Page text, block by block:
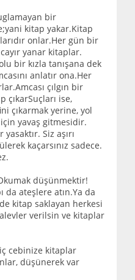
bir
kitap yakar.Kitap
onlar.Her gün bir
yanar kitaplar.
bir kızla tanışana dek
anlatır ona.Her
çılgın bir
çıkarSuçları ise,
çıkarmak yerine, yol
yavaş gitmesidir.
Siz aşırı
kaçarsınız sadece.
düşünmektir!
da ateşlere atın.Ya da
kitap saklayan herkesi
verilsin ve kitaplar
cebinize kitaplar
düşünerek var